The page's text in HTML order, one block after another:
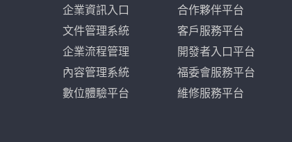
企業資訊入口
文件管理系統
企業流程管理
內容管理系統
數位體驗平台
合作夥伴平台
客戶服務平台
開發者入口平台
福委會服務平台
維修服務平台